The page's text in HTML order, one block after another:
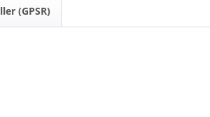
(GPSR)